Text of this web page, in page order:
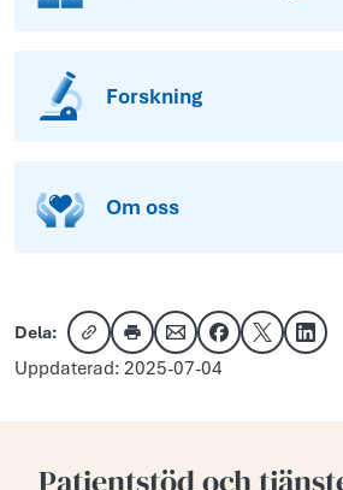
Forskning
Om oss
Dela:
Kopiera länk
Skriv utDela via e-post
Dela påDela på X
Uppdaterad: 2025-07-04